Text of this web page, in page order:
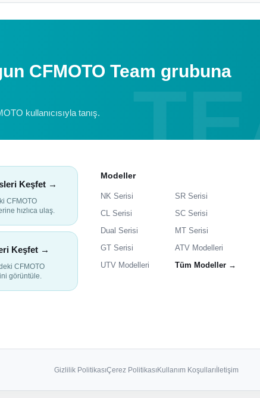
CFMOTO Team grubuna
kullanıcısıyla tanış.
Keşfet →
CFMOTO
hızlıca ulaş.
Keşfet →
CFMOTO
görüntüle.
Modeller
NK Serisi
SR Serisi
CL Serisi
SC Serisi
Dual Serisi
MT Serisi
GT Serisi
ATV Modelleri
UTV Modelleri
Tüm Modeller →
Gizlilik PolitikasıÇerez PolitikasıKullanım Koşullarıİletişim